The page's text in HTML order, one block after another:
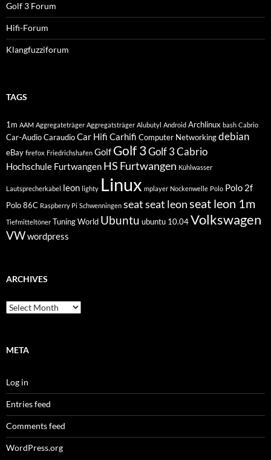
Golf 3 Forum
Hifi-Forum
Klangfuzziforum
TAGS
1m AAM Aggregateträger Aggregatsträger Alubutyl Android Archlinux bash Cabrio
Car-AudioCaraudioCar Hifi Carhifi Computer Networkingdebian
eBay firefox Friedrichshafen Golf Golf 3Golf 3 Cabrio
Hochschule Furtwangen HS Furtwangen Kühlwasser
Lautsprecherkabel leon lighty Linux mplayer Nockenwelle Polo Polo 2f
Polo 86C Raspberry Pi Schwenningen seatseat leonseat leon 1m
Tiefmitteltöner Tuning World Ubuntu ubuntu 10.04Volkswagen
VWwordpress
ARCHIVES
Archives
META
Log in
Entries feed
Comments feed
WordPress.org